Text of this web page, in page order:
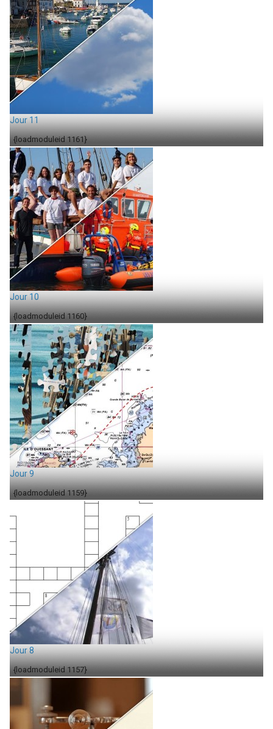
Jour 11
{loadmoduleid 1161}
Jour 10
{loadmoduleid 1160}
Jour 9
{loadmoduleid 1159}
Jour 8
{loadmoduleid 1157}